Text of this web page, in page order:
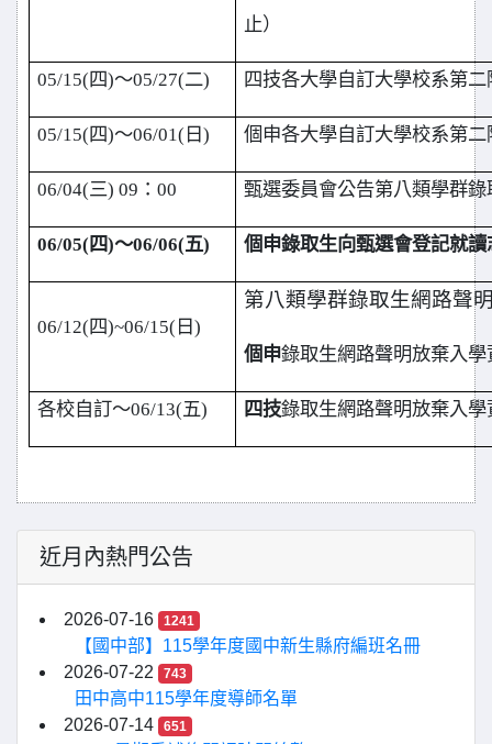
止）
05/15(四)～05/27(二) 四技各大學自訂大學校系第
05/15(四)～06/01(日) 個申各大學自訂大學校系第
06/04(三) 09：00 甄選委員會公告第八類學群錄
06/05(四)～06/06(五) 個申錄取生向甄選會登記就
06/12(四)~06/15(日)
第八類學群錄取生網路聲
個申錄取生網路聲明放棄入學
各校自訂～06/13(五) 四技錄取生網路聲明放棄入
近月內熱門公告
2026-07-16 1241
【國中部】115學年度國中新生縣府編班名冊
2026-07-22
743
田中高中115學年度導師名單
2026-07-14
651